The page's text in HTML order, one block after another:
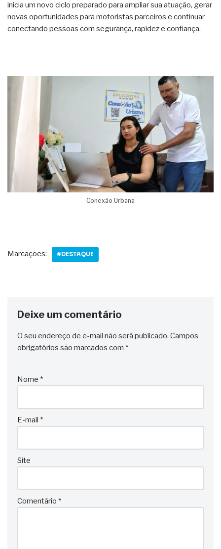
inicia um novo ciclo preparado para ampliar sua atuação, gerar
novas oportunidades para motoristas parceiros e continuar
conectando pessoas com segurança, rapidez e confiança.
Conexão Urbana
Marcações: #DESTAQUE
Deixe um comentário
O seu endereço de e-mail não será publicado. Campos
obrigatórios são marcados com *
Nome *
E-mail *
Site
Comentário *